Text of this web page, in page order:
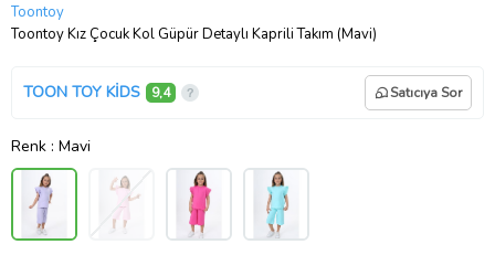
Toontoy
Toontoy Kız Çocuk Kol Güpür Detaylı Kaprili Takım (Mavi)
TOON TOY KİDS 9,4 Satıcıya Sor
Renk : Mavi